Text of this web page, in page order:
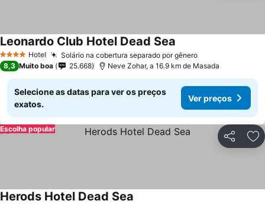
4 EstrelasHotel Solário na cobertura separado por gêneroVer preços
Leonardo Club Hotel Dead Sea
8,3 Muito boa 25.668 Neve Zohar, a 16.9 km de Masada
Selecione as datas para ver os preços
exatos.
Ver preços
Partilhar
Escolha popular
Herods Hotel Dead Sea